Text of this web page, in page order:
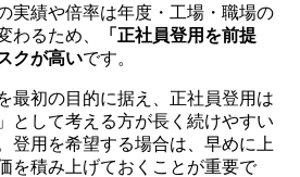
実績や倍率は年度・工場・職場の
わるため、
「正社員登用を前提
クが高いです。
最初の目的に据え、正社員登用は
として考える方が長く続けやすい
登用を希望する場合は、早めに上
を積み上げておくことが重要で